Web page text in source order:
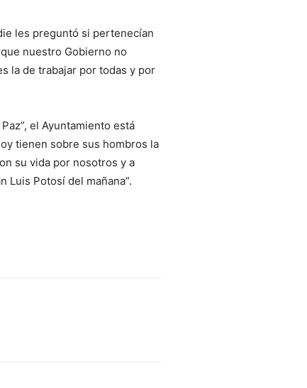
les preguntó si pertenecían
nuestro Gobierno no
la de trabajar por todas y por
el Ayuntamiento está
tienen sobre sus hombros la
su vida por nosotros y a
Luis Potosí del mañana”.